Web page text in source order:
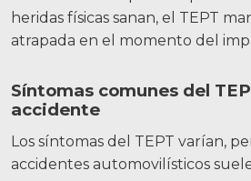
heridas físicas sanan, el TEPT
atrapada en el momento del
Síntomas comunes del
accidente
Los síntomas del TEPT varían,
accidentes automovilísticos